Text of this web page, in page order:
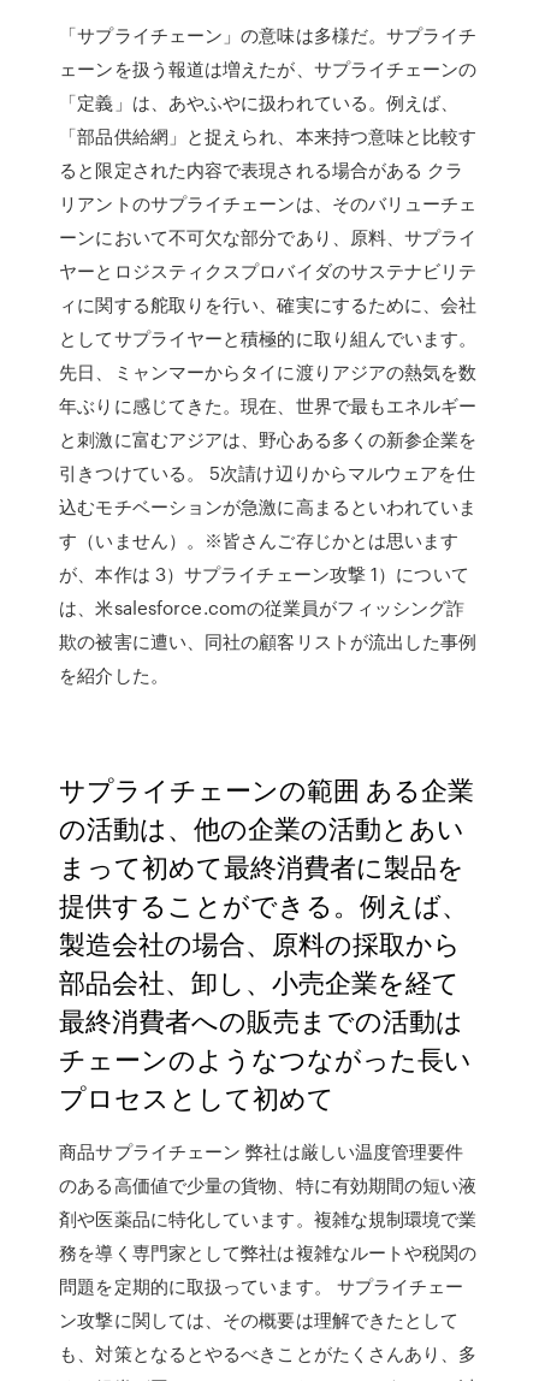
「サプライチェーン」の意味は多様だ。サプライチ
ェーンを扱う報道は増えたが、サプライチェーンの
「定義」は、あやふやに扱われている。例えば、
「部品供給網」と捉えられ、本来持つ意味と比較す
ると限定された内容で表現される場合がある クラ
リアントのサプライチェーンは、そのバリューチェ
ーンにおいて不可欠な部分であり、原料、サプライ
ヤーとロジスティクスプロバイダのサステナビリテ
ィに関する舵取りを行い、確実にするために、会社
としてサプライヤーと積極的に取り組んでいます。
先日、ミャンマーからタイに渡りアジアの熱気を数
年ぶりに感じてきた。現在、世界で最もエネルギー
と刺激に富むアジアは、野心ある多くの新参企業を
引きつけている。 5次請け辺りからマルウェアを仕
込むモチベーションが急激に高まるといわれていま
す（いません）。※皆さんご存じかとは思います
が、本作は 3）サプライチェーン攻撃 1）について
は、米salesforce.comの従業員がフィッシング詐
欺の被害に遭い、同社の顧客リストが流出した事例
を紹介した。
サプライチェーンの範囲 ある企業
の活動は、他の企業の活動とあい
まって初めて最終消費者に製品を
提供することができる。例えば、
製造会社の場合、原料の採取から
部品会社、卸し、小売企業を経て
最終消費者への販売までの活動は
チェーンのようなつながった長い
プロセスとして初めて
商品サプライチェーン 弊社は厳しい温度管理要件
のある高価値で少量の貨物、特に有効期間の短い液
剤や医薬品に特化しています。複雑な規制環境で業
務を導く専門家として弊社は複雑なルートや税関の
問題を定期的に取扱っています。 サプライチェー
ン攻撃に関しては、その概要は理解できたとして
も、対策となるとやるべきことがたくさんあり、多